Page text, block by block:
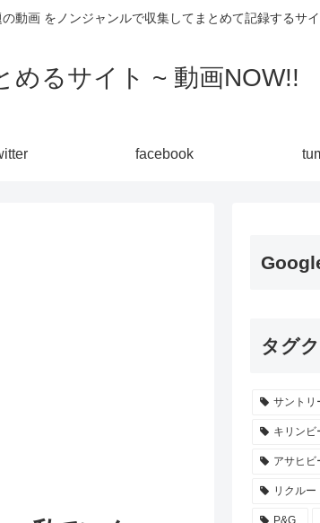
動画 をノンジャンルで収集してまとめて記録するサイ
めるサイト ~ 動画NOW!!
facebook
タグ
サントリ
キリンビ
アサヒビ
リクルー
P&G